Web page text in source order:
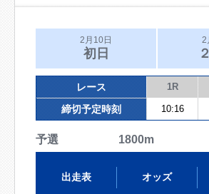
2月10日
初日
2
レース 1R
締切予定時刻 10:16
予選 1800m
出走表 オッズ